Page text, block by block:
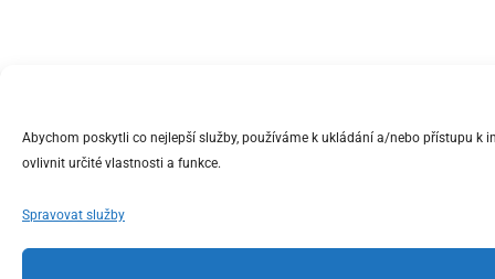
Abychom poskytli co nejlepší služby, používáme k ukládání a/nebo přístupu
ovlivnit určité vlastnosti a funkce.
Spravovat služby